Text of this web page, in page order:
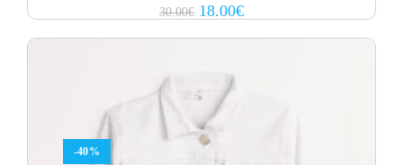
30.00€ Original
price
18.00€Current
price
-40%